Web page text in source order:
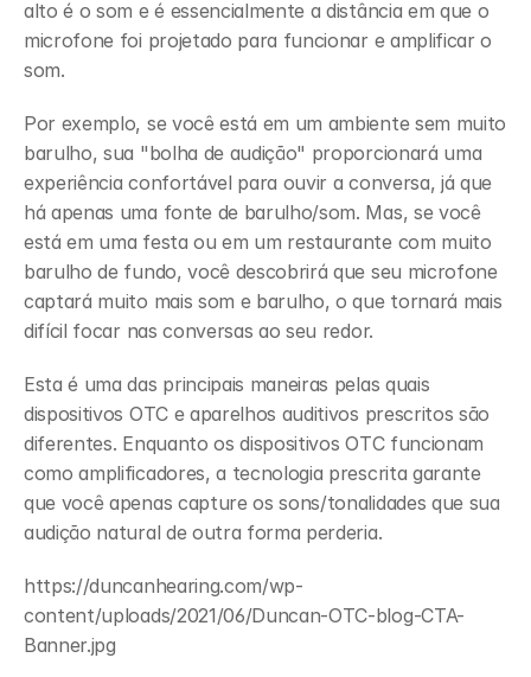
alto é o som e é essencialmente a distância em que o
microfone foi projetado para funcionar e amplificar o
som.
Por exemplo, se você está em um ambiente sem muito
barulho, sua "bolha de audição" proporcionará uma
experiência confortável para ouvir a conversa, já que
há apenas uma fonte de barulho/som. Mas, se você
está em uma festa ou em um restaurante com muito
barulho de fundo, você descobrirá que seu microfone
captará muito mais som e barulho, o que tornará mais
difícil focar nas conversas ao seu redor.
Esta é uma das principais maneiras pelas quais
dispositivos OTC e aparelhos auditivos prescritos são
diferentes. Enquanto os dispositivos OTC funcionam
como amplificadores, a tecnologia prescrita garante
que você apenas capture os sons/tonalidades que sua
audição natural de outra forma perderia.
https://duncanhearing.com/wp-
content/uploads/2021/06/Duncan-OTC-blog-CTA-
Banner.jpg